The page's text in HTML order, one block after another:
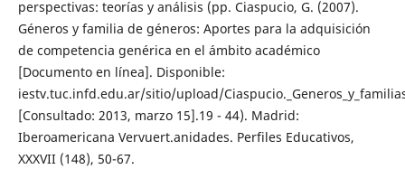
perspectivas: teorías y análisis (pp. Ciaspucio, G. (2007).
Géneros y familia de géneros: Aportes para la adquisición
de competencia genérica en el ámbito académico
[Documento en línea]. Disponible:
iestv.tuc.infd.edu.ar/sitio/upload/
[Consultado: 2013, marzo 15].19 - 44). Madrid:
Iberoamericana Vervuert.anidades. Perfiles Educativos,
XXXVII (148), 50-67.